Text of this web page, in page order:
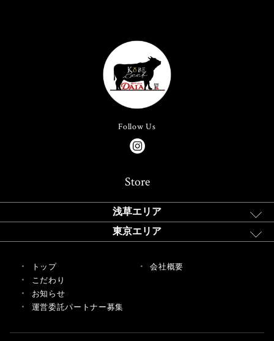
Follow Us
Store
浅草エリア
東京エリア
トップ
こだわり
お知らせ
運営委託パートナー募集
会社概要